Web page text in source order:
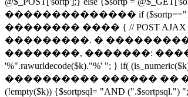
�������������� if ($sortp=="1") { if
�������� ���� { // POST
���������. � ���������
��������, �������: �������
'%".rawurldecode($k)."%' "; } if(
���������� ������ �� ������
(!empty($k)) {$sortpsql= "AND